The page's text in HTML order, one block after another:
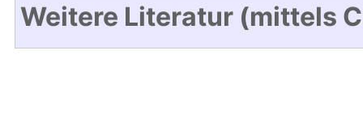
Weitere Literatur (mittels